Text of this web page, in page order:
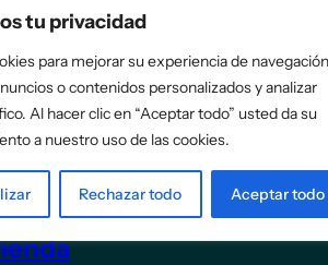
tu privacidad
para mejorar su experiencia de
o contenidos personalizados y analizar
Al hacer clic en “Aceptar todo” usted da su
a nuestro uso de las cookies.
Rechazar todo Aceptar todo
recomienda a España
las rebajas fiscales a
y construir más